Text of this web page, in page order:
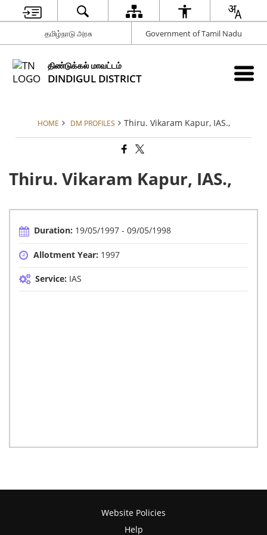
தமிழ்நாடு அரசு Government of Tamil Nadu
திண்டுக்கல் மாவட்டம்
DINDIGUL DISTRICT
HOME DM PROFILES Thiru. Vikaram Kapur, IAS.,
Thiru. Vikaram Kapur, IAS.,
Duration: 19/05/1997 - 09/05/1998
Allotment Year: 1997
Service: IAS
Website Policies
Help